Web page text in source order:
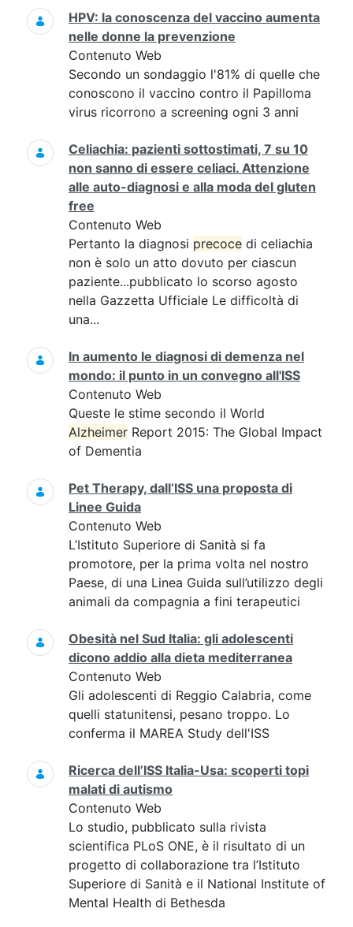
HPV: la conoscenza del vaccino aumenta
nelle donne la prevenzione
Contenuto Web
Secondo un sondaggio l'81% di quelle che
conoscono il vaccino contro il Papilloma
virus ricorrono a screening ogni 3 anni
Celiachia: pazienti sottostimati, 7 su 10
non sanno di essere celiaci. Attenzione
alle auto-diagnosi e alla moda del gluten
free
Contenuto Web
Pertanto la diagnosi precoce di celiachia
non è solo un atto dovuto per ciascun
paziente...pubblicato lo scorso agosto
nella Gazzetta Ufficiale Le difficoltà di
una...
In aumento le diagnosi di demenza nel
mondo: il punto in un convegno all'ISS
Contenuto Web
Queste le stime secondo il World
Alzheimer Report 2015: The Global Impact
of Dementia
Pet Therapy, dall’ISS una proposta di
Linee Guida
Contenuto Web
L’Istituto Superiore di Sanità si fa
promotore, per la prima volta nel nostro
Paese, di una Linea Guida sull’utilizzo degli
animali da compagnia a fini terapeutici
Obesità nel Sud Italia: gli adolescenti
dicono addio alla dieta mediterranea
Contenuto Web
Gli adolescenti di Reggio Calabria, come
quelli statunitensi, pesano troppo. Lo
conferma il MAREA Study dell'ISS
Ricerca dell’ISS Italia-Usa: scoperti topi
malati di autismo
Contenuto Web
Lo studio, pubblicato sulla rivista
scientifica PLoS ONE, è il risultato di un
progetto di collaborazione tra l’Istituto
Superiore di Sanità e il National Institute of
Mental Health di Bethesda